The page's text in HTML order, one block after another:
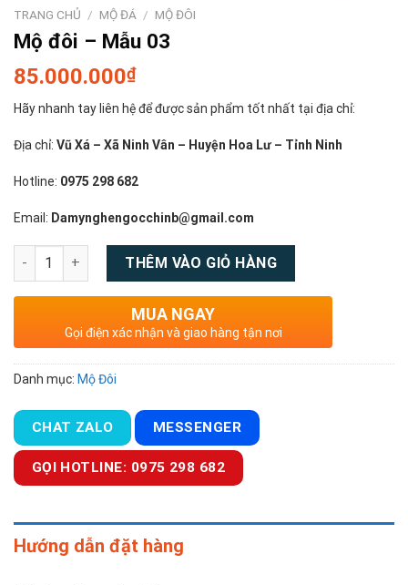
TRANG CHỦ / MỘ ĐÁ / MỘ ĐÔI
Mộ đôi – Mẫu 03
85.000.000₫
Hãy nhanh tay liên hệ để được sản phẩm tốt nhất tại địa chỉ:
Địa chỉ: Vũ Xá – Xã Ninh Vân – Huyện Hoa Lư – Tỉnh Ninh
Hotline: 0975 298 682
Email: Damynghengocchinb@gmail.com
Số lượng THÊM VÀO GIỎ HÀNG
MUA NGAY
Gọi điện xác nhận và giao hàng tận nơi
Danh mục: Mộ Đôi
CHAT ZALO MESSENGER
GỌI HOTLINE: 0975 298 682
Hướng dẫn đặt hàng